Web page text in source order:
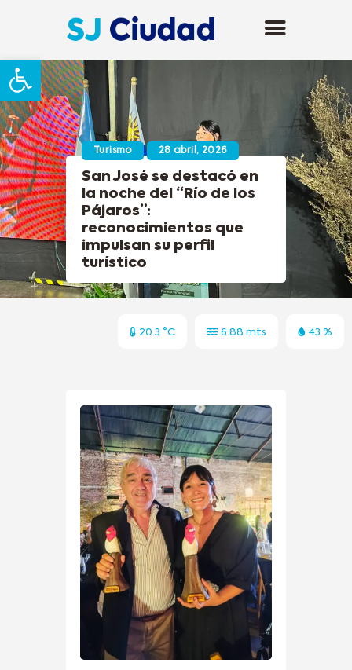
Abrir barra de herramientas
Turismo 28 abril, 2026
San José se destacó en
la noche del “Río de los
Pájaros”:
reconocimientos que
impulsan su perfil
turístico
20.3 °C 6.88 mts 43 %